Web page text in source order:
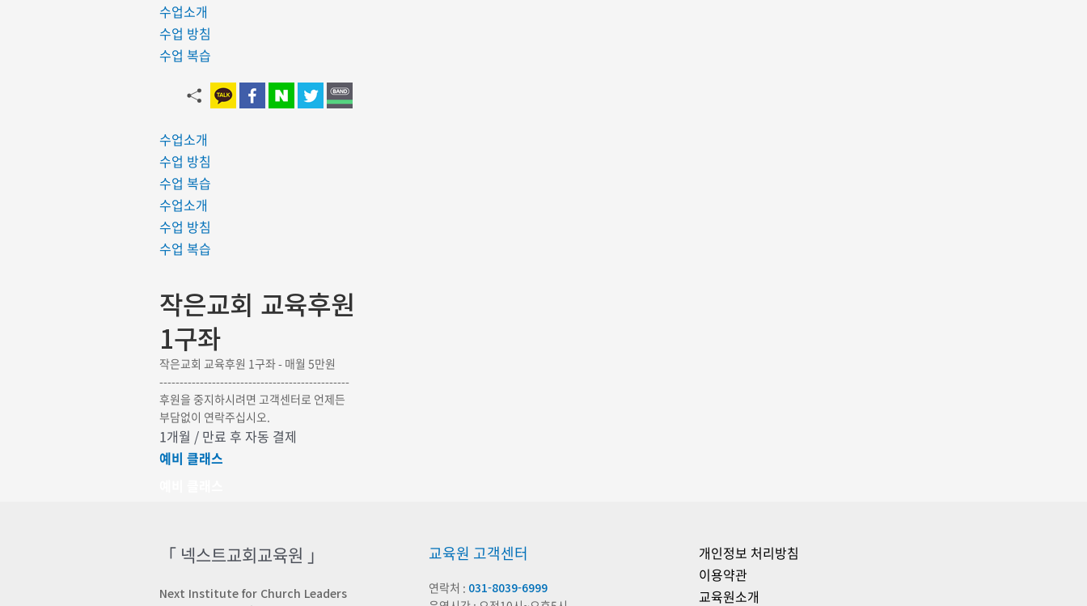
수업소개
수업 방침
수업 복습
수업소개
수업 방침
수업 복습
수업소개
수업 방침
수업 복습
작은교회 교육후원
1구좌
작은교회 교육후원 1구좌 - 매월 5만원
-----------------------------------------------
후원을 중지하시려면 고객센터로 언제든
부담없이 연락주십시오.
1개월 / 만료 후 자동 결제
예비 클래스
「 넥스트교회교육원 」
Next Institute for Church Leaders
교육원 고객센터
연락처 : 031-8039-6999
개인정보 처리방침
이용약관
교육원소개